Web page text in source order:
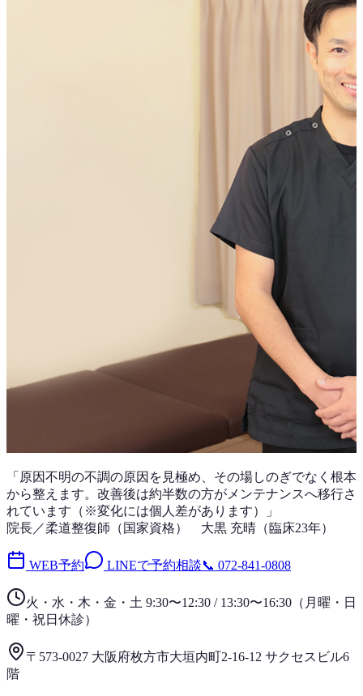
「 原因不明の不調の原因を見極め、その場しのぎでなく根本
から整えます。改善後は約半数の方がメンテナンスへ移行さ
れています（※変化には個人差があります）」
院長／柔道整復師（国家資格）
大黒 充晴 （臨床23年）
WEB予約 LINEで予約相談📞 072-841-0808
火・水・木・金・土 9:30〜12:30 / 13:30〜16:30 （ 月曜・日
曜・祝日 休診）
〒573-0027 大阪府枚方市大垣内町2-16-12 サクセスビル6
階